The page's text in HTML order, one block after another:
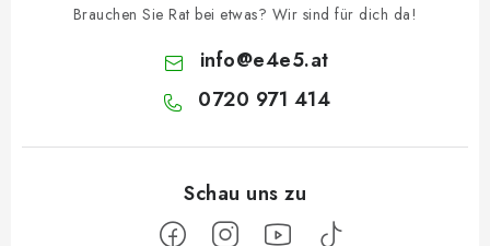
Brauchen Sie Rat bei etwas? Wir sind für dich da!
info@e4e5.at
0720 971 414